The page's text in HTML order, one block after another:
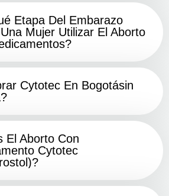
Etapa Del Embarazo
Mujer Utilizar El Aborto
Cytotec En Bogotásin
El Aborto Con
Cytotec